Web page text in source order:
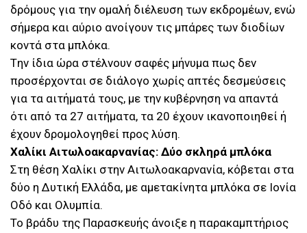
δρόμους για την ομαλή διέλευση των εκδρομέων, ενώ
σήμερα και αύριο ανοίγουν τις μπάρες των διοδίων
κοντά στα μπλόκα.
Tην ίδια ώρα στέλνουν σαφές μήνυμα πως δεν
προσέρχονται σε διάλογο χωρίς απτές δεσμεύσεις
για τα αιτήματά τους, με την κυβέρνηση να απαντά
ότι από τα 27 αιτήματα, τα 20 έχουν ικανοποιηθεί ή
έχουν δρομολογηθεί προς λύση.
Χαλίκι Αιτωλοακαρνανίας: Δύο σκληρά μπλόκα
Στη θέση Χαλίκι στην Αιτωλοακαρνανία, κόβεται στα
δύο η Δυτική Ελλάδα, με αμετακίνητα μπλόκα σε Ιονία
Οδό και Ολυμπία.
Το βράδυ της Παρασκευής άνοιξε η παρακαμπτήριος